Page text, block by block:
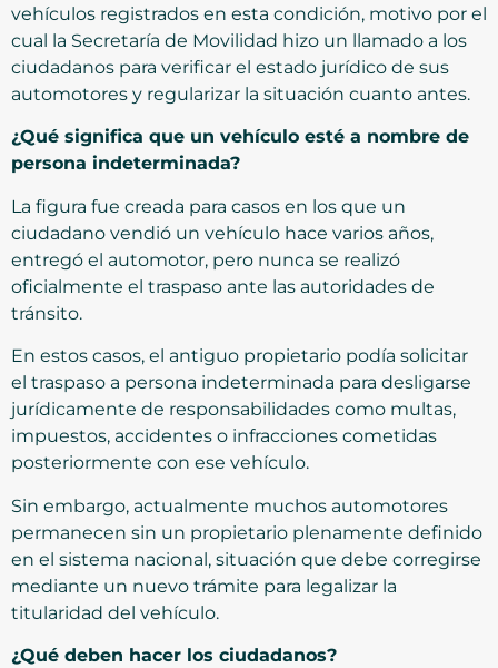
vehículos registrados en esta condición, motivo por el
cual la Secretaría de Movilidad hizo un llamado a los
ciudadanos para verificar el estado jurídico de sus
automotores y regularizar la situación cuanto antes.
¿Qué significa que un vehículo esté a nombre de
persona indeterminada?
La figura fue creada para casos en los que un
ciudadano vendió un vehículo hace varios años,
entregó el automotor, pero nunca se realizó
oficialmente el traspaso ante las autoridades de
tránsito.
En estos casos, el antiguo propietario podía solicitar
el traspaso a persona indeterminada para desligarse
jurídicamente de responsabilidades como multas,
impuestos, accidentes o infracciones cometidas
posteriormente con ese vehículo.
Sin embargo, actualmente muchos automotores
permanecen sin un propietario plenamente definido
en el sistema nacional, situación que debe corregirse
mediante un nuevo trámite para legalizar la
titularidad del vehículo.
¿Qué deben hacer los ciudadanos?